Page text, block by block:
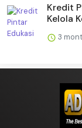
Kredit
Kelola
3